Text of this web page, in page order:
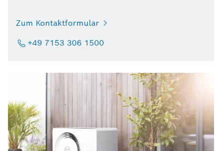
Zum Kontaktformular
+49 7153 306 1500